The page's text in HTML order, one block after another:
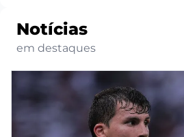
Notícias
em destaques